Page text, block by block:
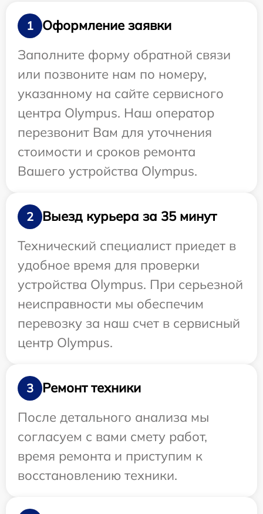
1
Оформление заявки
Заполните форму обратной связи
или позвоните нам по номеру,
указанному на сайте сервисного
центра Olympus. Наш оператор
перезвонит Вам для уточнения
стоимости и сроков ремонта
Вашего устройства Olympus.
2
Выезд курьера за 35 минут
Технический специалист приедет в
удобное время для проверки
устройства Olympus. При серьезной
неисправности мы обеспечим
перевозку за наш счет в сервисный
центр Olympus.
3
Ремонт техники
После детального анализа мы
согласуем с вами смету работ,
время ремонта и приступим к
восстановлению техники.